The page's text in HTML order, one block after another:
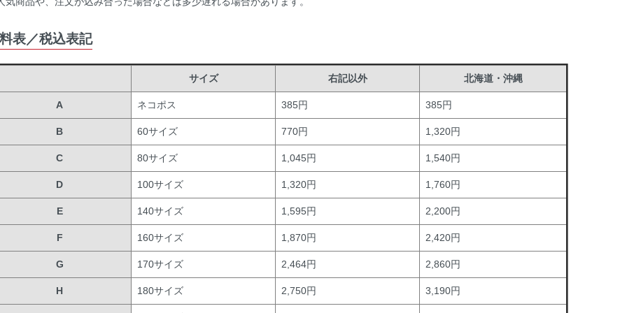
表／税込表記
サイズ 右記以外 北海道・沖縄
A ネコポス 385円 385円
B 60サイズ 770円 1,320円
C 80サイズ 1,045円 1,540円
D 100サイズ 1,320円 1,760円
E 140サイズ 1,595円 2,200円
F 160サイズ 1,870円 2,420円
G 170サイズ 2,464円 2,860円
H 180サイズ 2,750円 3,190円